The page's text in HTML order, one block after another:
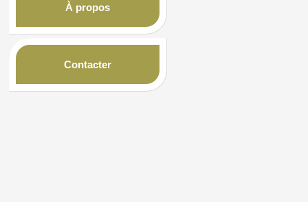
À propos
Contacter